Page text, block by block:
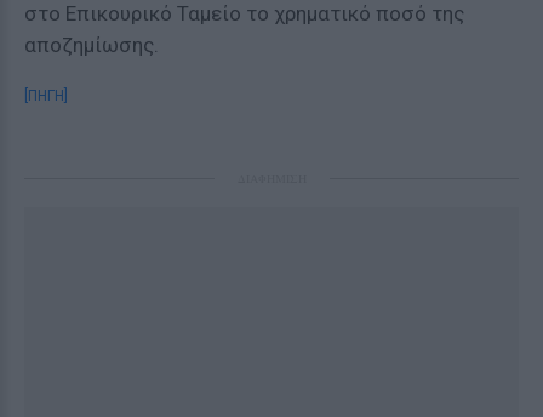
στο Επικουρικό Ταμείο το χρηματικό ποσό της
αποζημίωσης.
[ΠΗΓΗ]